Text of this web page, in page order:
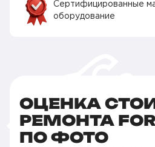
Сертифицированные
оборудование
ОЦЕНКА
РЕМОНТА
ПО ФОТО